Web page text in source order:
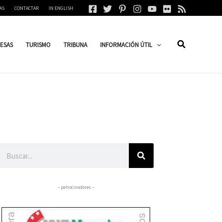
CONTACTAR IN ENGLISH
TURISMO TRIBUNA INFORMACIÓN ÚTIL
– patrocinadores –